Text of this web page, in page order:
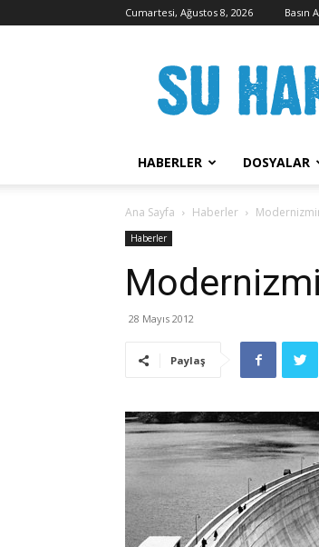
Cumartesi, Ağustos 8, 2026 Basın
Hakkı
HABERLER DOSYALAR
Ana Sayfa Haberler
Haberler
28 Mayıs 2012
Paylaş